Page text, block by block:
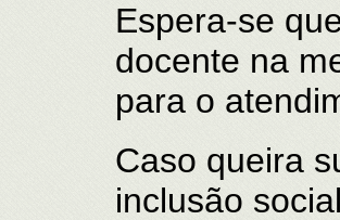
Espera-se
docente na
para o
Caso queira
inclusão